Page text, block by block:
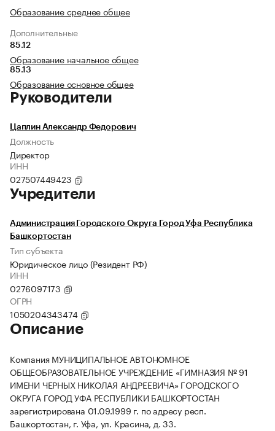
Образование среднее общее
Дополнительные
85.12
Образование начальное общее
85.13
Образование основное общее
Руководители
Цаплин Александр Федорович
Должность
Директор
ИНН
027507449423
Учредители
Администрация Городского Округа Город Уфа Республика
Башкортостан
Тип субъекта
Юридическое лицо (Резидент РФ)
ИНН
0276097173
ОГРН
1050204343474
Описание
Компания МУНИЦИПАЛЬНОЕ АВТОНОМНОЕ
ОБЩЕОБРАЗОВАТЕЛЬНОЕ УЧРЕЖДЕНИЕ «ГИМНАЗИЯ № 91
ИМЕНИ ЧЕРНЫХ НИКОЛАЯ АНДРЕЕВИЧА» ГОРОДСКОГО
ОКРУГА ГОРОД УФА РЕСПУБЛИКИ БАШКОРТОСТАН
зарегистрирована 01.09.1999 г. по адресу респ.
Башкортостан, г. Уфа, ул. Красина, д. 33.